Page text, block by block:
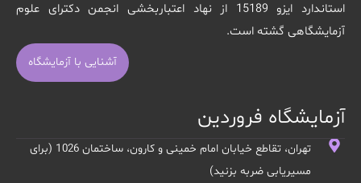
استاندارد ایزو 15189 از نهاد اعتباربخشی انجمن دکترای علوم
آزمایشگاهی گشته است.
آشنایی با آزمایشگاه
آزمایشگاه فروردین
تهران، تقاطع خیابان امام خمینی و کارون، ساختمان 1026 (برای
مسیریابی ضربه بزنید)